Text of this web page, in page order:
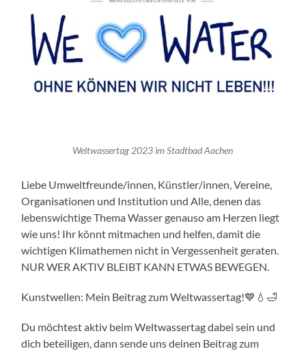
Weltwassertag 2023 im Stadtbad Aachen
Liebe Umweltfreunde/innen, Künstler/innen, Vereine,
Organisationen und Institution und Alle, denen das
lebenswichtige Thema Wasser genauso am Herzen liegt
wie uns! Ihr könnt mitmachen und helfen, damit die
wichtigen Klimathemen nicht in Vergessenheit geraten.
NUR WER AKTIV BLEIBT KANN ETWAS BEWEGEN.
Kunstwellen: Mein Beitrag zum Weltwassertag!💙💧🛁
Du möchtest aktiv beim Weltwassertag dabei sein und
dich beteiligen, dann sende uns deinen Beitrag zum